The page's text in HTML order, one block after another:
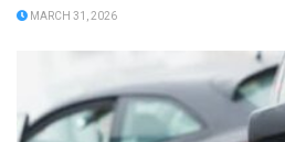
MARCH 31, 2026